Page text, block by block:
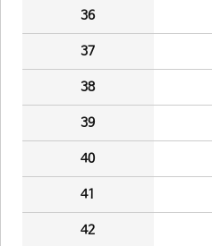
36
37
38
39
40
41
42